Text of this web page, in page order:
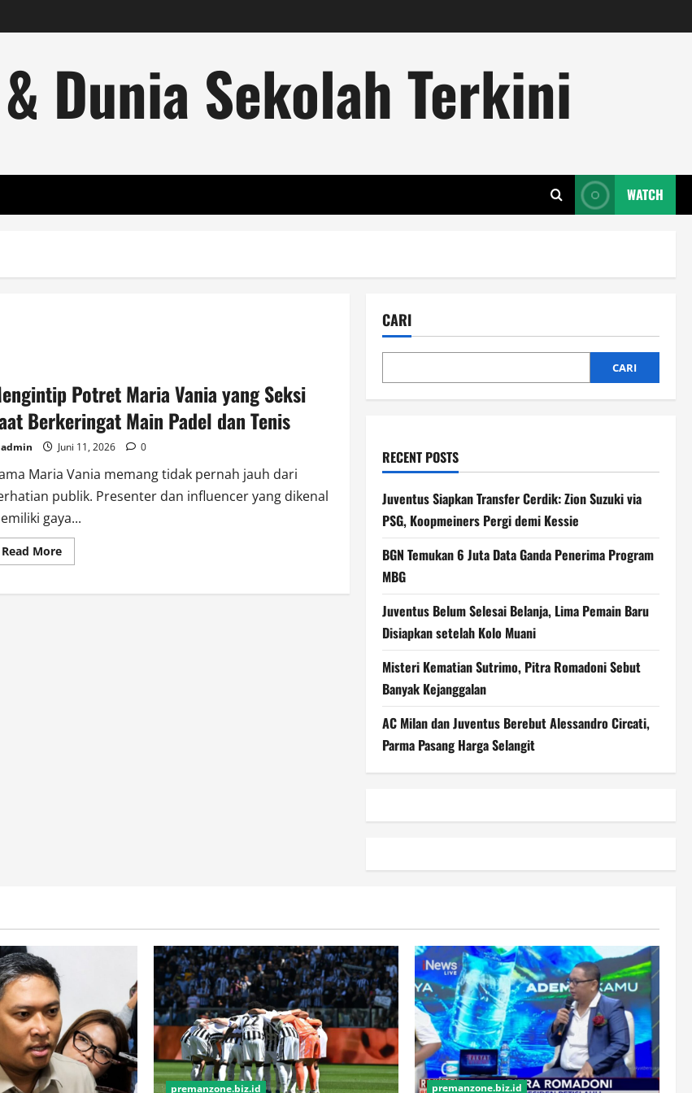
Dunia Sekolah Terkini
WATCH
Potret Maria Vania yang Seksi
Berkeringat Main Padel dan Tenis
admin Juni 11, 2026 0
Maria Vania memang tidak pernah jauh dari
publik. Presenter dan influencer yang dikenal
gaya...
Read MoreRead
more
Potret
CARI
CARI
RECENT POSTS
Juventus Siapkan Transfer Cerdik: Zion Suzuki via
PSG, Koopmeiners Pergi demi Kessie
BGN Temukan 6 Juta Data Ganda Penerima Program
MBG
Juventus Belum Selesai Belanja, Lima Pemain Baru
Disiapkan setelah Kolo Muani
Misteri Kematian Sutrimo, Pitra Romadoni Sebut
Banyak Kejanggalan
AC Milan dan Juventus Berebut Alessandro Circati,
Parma Pasang Harga Selangit
premanzone.biz.id
premanzone.biz.id